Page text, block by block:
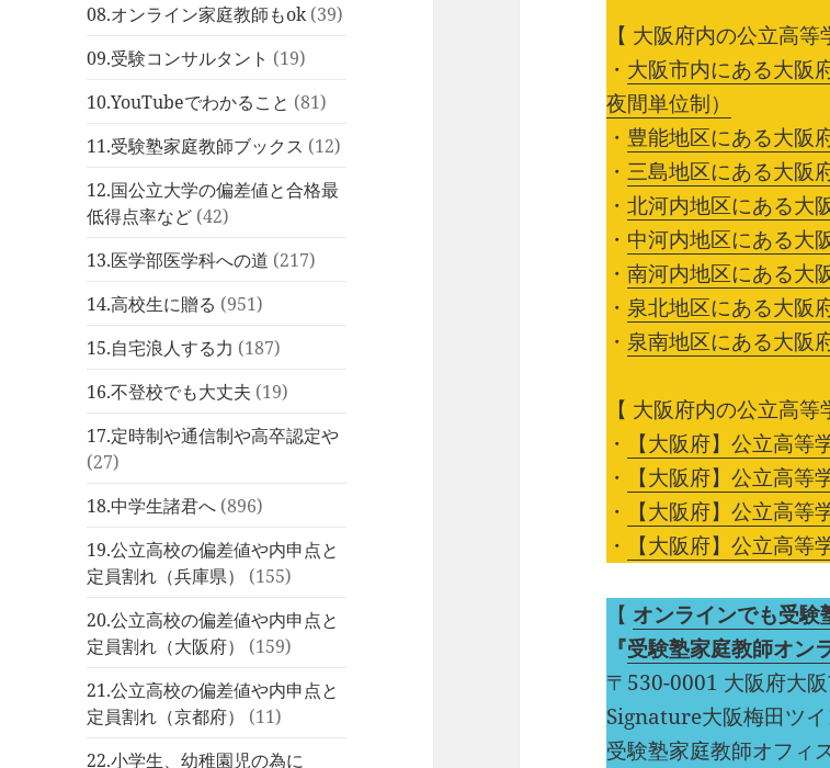
08.オンライン家庭教師もok(39)
09.受験コンサルタント (19)
10.YouTubeでわかること (81)
11.受験塾家庭教師ブックス (12)
12.国公立大学の偏差値と合格最
低得点率など (42)
13.医学部医学科への道 (217)
14.高校生に贈る (951)
15.自宅浪人する力 (187)
16.不登校でも大丈夫 (19)
17.定時制や通信制や高卒認定や
(27)
18.中学生諸君へ (896)
19.公立高校の偏差値や内申点と
定員割れ（兵庫県）
(155)
20.公立高校の偏差値や内申点と
定員割れ（大阪府）
(159)
21.公立高校の偏差値や内申点と
定員割れ（京都府）
(11)
22.小学生、幼稚園児の為に
【 大阪府内の公立高等
・ 大阪市内にある大阪
夜間単位制）
・ 豊能地区にある大阪
・三島地区にある大阪
・北河内地区にある大
・ 中河内地区にある大
・南河内地区にある大
・ 泉北地区にある大阪
・ 泉南地区にある大阪
【 大阪府内の公立高
・
【大阪府】公立高
・
【大阪府】公立高
・
【大阪府】公立高
・
【大阪府】公立高
【 オンラインでも受験
『受験塾家庭教師オン
〒530-0001 大阪府大
Signature大阪梅田ツ
受験塾家庭教師オフィ